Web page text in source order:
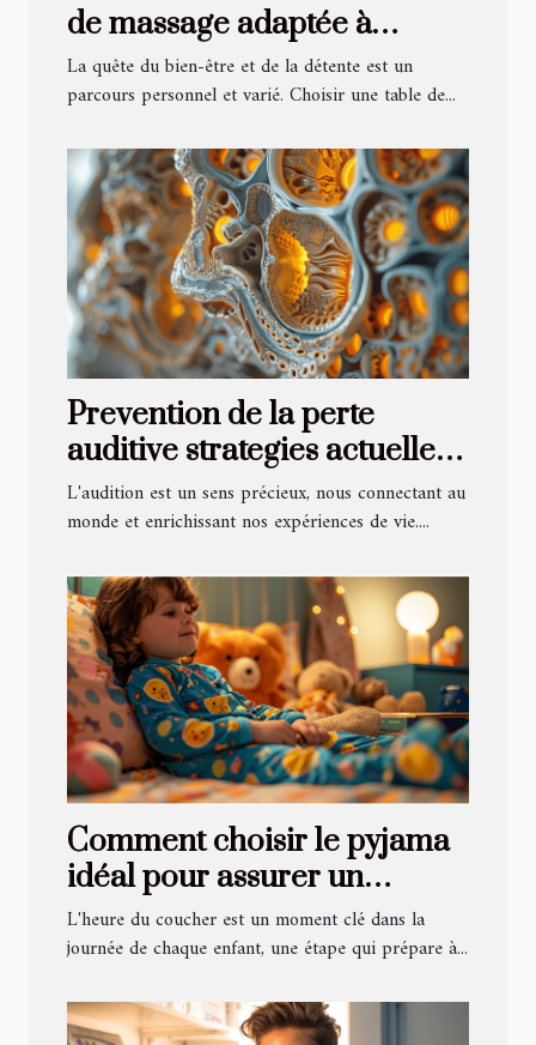
de massage adaptée à
différentes thérapies bien-
être
La quête du bien-être et de la détente est un
parcours personnel et varié. Choisir une table de...
Prevention de la perte
auditive strategies actuelles
pour proteger votre ouie au
quotidien
L'audition est un sens précieux, nous connectant au
monde et enrichissant nos expériences de vie....
Comment choisir le pyjama
idéal pour assurer un
sommeil confortable à vos
enfants
L'heure du coucher est un moment clé dans la
journée de chaque enfant, une étape qui prépare à...